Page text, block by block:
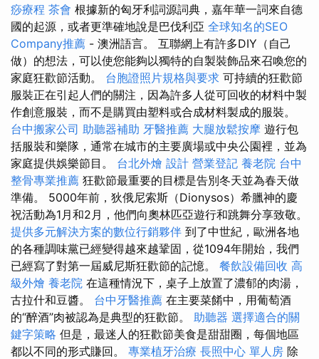
痧療程 茶會 根據新的匈牙利詞源詞典，嘉年華一詞來自德
國的起源，或者更準確地說是巴伐利亞 全球知名的SEO
Company推薦 - 澳洲語言。 互聯網上有許多DIY（自己
做）的想法，可以使您能夠以獨特的自製裝飾品來召喚您的
家庭狂歡節活動。 台胞證照片規格與要求 可持續的狂歡節
服裝正在引起人們的關注，因為許多人從可回收的材料中製
作創意服裝，而不是購買由塑料或合成材料製成的服裝。
台中搬家公司 助聽器補助 牙醫推薦 大腿放鬆按摩 遊行包
括服裝和樂隊，通常在城市的主要廣場或中央公園裡，並為
家庭提供娛樂節目。 台北外燴 設計 營業登記 養老院 台中
整骨專業推薦 狂歡節最重要的目標是告別冬天並為春天做
準備。 5000年前，狄俄尼索斯（Dionysos）希臘神的慶
祝活動為1月和2月，他們向奧林匹亞遊行和跳舞分享致敬。
提供多元解決方案的數位行銷夥伴 到了中世紀，歐洲各地
的各種調味黨已經變得越來越鞏固，從1094年開始，我們
已經寫了對第一屆威尼斯狂歡節的記憶。 餐飲設備回收 高
級外燴 養老院 在這種情況下，桌子上放置了濃郁的肉湯，
古拉什和豆醬。 台中牙醫推薦 在主要菜餚中，用葡萄酒
的“醉酒”肉被認為是典型的狂歡節。 助聽器 選擇適合的關
鍵字策略 但是，最迷人的狂歡節美食是甜甜圈，每個地區
都以不同的形式賺回。 專業植牙治療 長照中心 單人房 除